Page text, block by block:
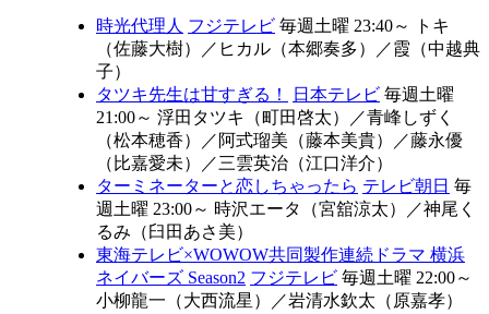
時光代理人 フジテレビ 毎週土曜 23:40～
トキ
（佐藤大樹）
／ ヒカル（本郷奏多） ／霞（中越典
子）
タツキ先生は甘すぎる！
日本テレビ 毎週土曜
21:00～ 浮田タツキ（町田啓太） ／青峰しずく
（松本穂香）
／ 阿式瑠美（藤本美貴） ／藤永優
（比嘉愛未）
／三雲英治（江口洋介）
ターミネーターと恋しちゃったら テレビ朝日 毎
週土曜 23:00～ 時沢エータ（宮舘涼太） ／神尾く
るみ（臼田あさ美）
東海テレビ×WOWOW共同製作連続ドラマ 横浜
ネイバーズ Season2 フジテレビ 毎週土曜 22:00～
小柳龍一（大西流星）
／岩清水欽太（原嘉孝）